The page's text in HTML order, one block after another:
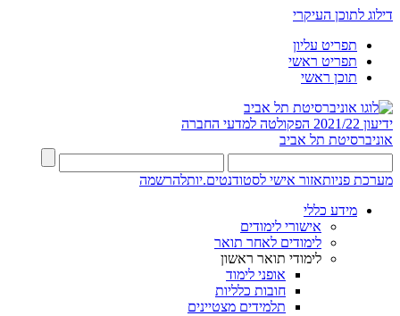
דילוג לתוכן העיקרי
תפריט עליון
תפריט ראשי
תוכן ראשי
ידיעון 2021/22
הפקולטה למדעי החברה
אוניברסיטת תל אביב
מערכת פניותאזור אישי לסטודנטים.יותלהרשמה
מידע כללי
אישורי לימודים
לימודים לאחר תואר
לימודי תואר ראשון
אופני לימוד
חובות כלליות
תלמידים מצטיינים